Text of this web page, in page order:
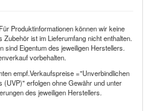
Produktinformationen können wir keine
Zubehör ist im Lieferumfang nicht enthalten.
sind Eigentum des jeweiligen Herstellers.
vorbehalten.
empf.Verkaufspreise ="Unverbindlichen
(UVP)" erfolgen ohne Gewähr und unter
des jeweiligen Herstellers.